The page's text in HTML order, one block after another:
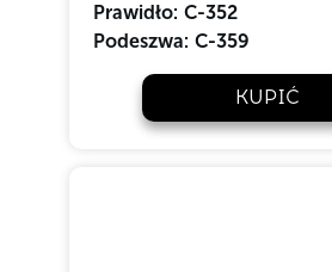
Prawidło: C-352
Podeszwa: C-359
KUPIĆ